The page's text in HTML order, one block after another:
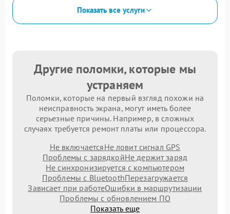
Показать все услуги
Другие поломки, которые мы
устраняем
Поломки, которые на первый взгляд похожи на
неисправность экрана, могут иметь более
серьезные причины. Например, в сложных
случаях требуется ремонт платы или процессора.
Не включаетсяНе ловит сигнал GPS
Проблемы с зарядкойНе держит заряд
Не синхронизируется с компьютером
Проблемы с BluetoothПерезагружается
Зависает при работеОшибки в маршрутизации
Проблемы с обновлением ПО
Показать еще